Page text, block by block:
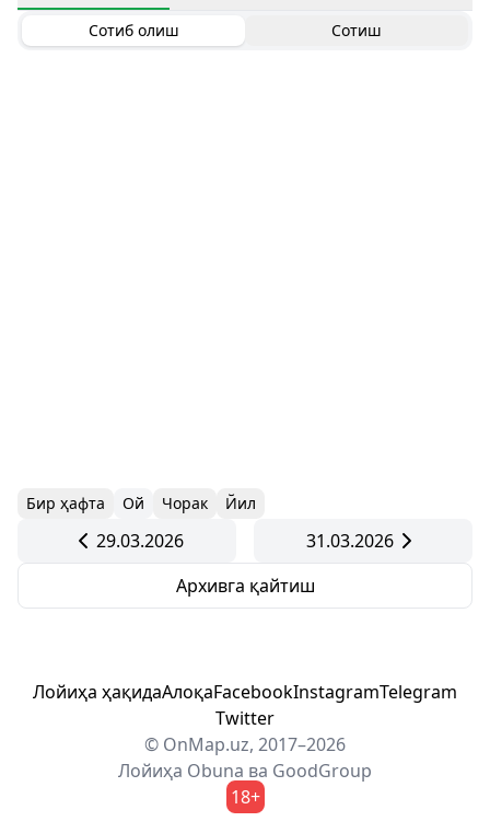
Сотиб олиш Сотиш
Бир ҳафта Ой Чорак Йил
29.03.2026
31.03.2026
Архивга қайтиш
Лойиҳа ҳақидаАлоқаFacebookInstagramTelegram
Twitter
© OnMap.uz, 2017–2026
Лойиҳа Obuna ва GoodGroup
18+